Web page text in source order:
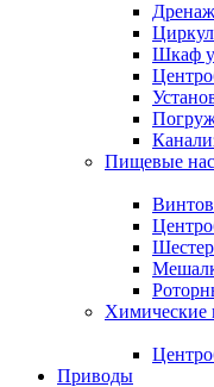
Шкаф
Пищевые
Химические
Приводы